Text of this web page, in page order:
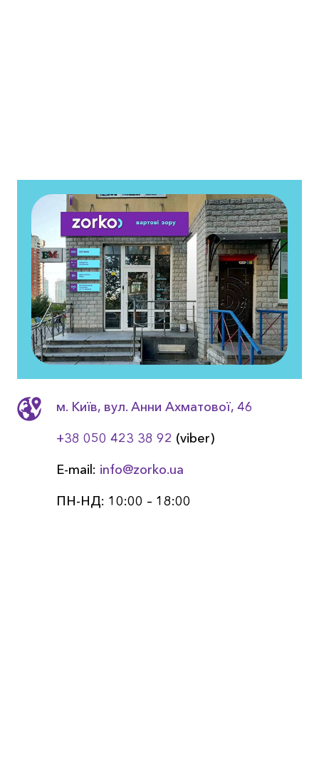
м. Київ, вул. Анни Ахматовоï, 46
+38 050 423 38 92 (viber)
E-mail: info@zorko.ua
ПН-НД: 10:00 – 18:00